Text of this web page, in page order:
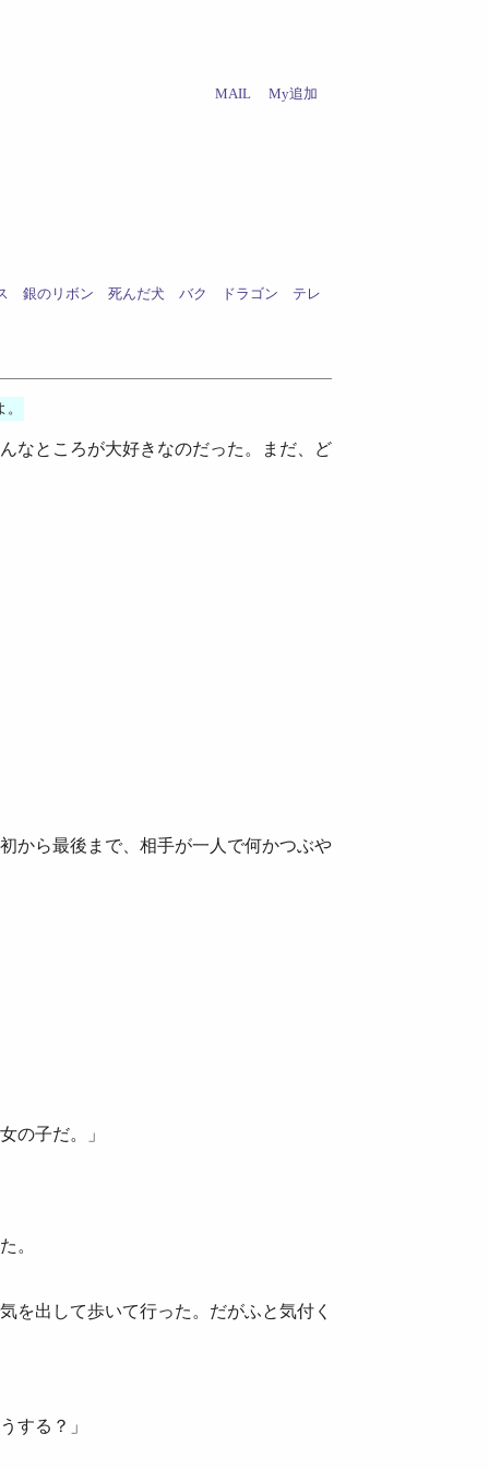
MAIL My追加
銀のリボン 死んだ犬 バク ドラゴン
テレ
なところが大好きなのだった。まだ、ど
から最後まで、相手が一人で何かつぶや
の子だ。」
。
を出して歩いて行った。だがふと気付く
する？」